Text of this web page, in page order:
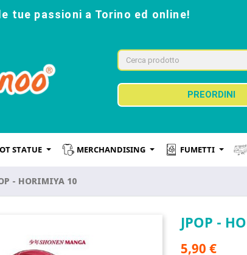
tue passioni a Torino ed online!
PREORDINI
STATUE MERCHANDISING FUMETTI
- HORIMIYA 10
JPOP -
5,90 €